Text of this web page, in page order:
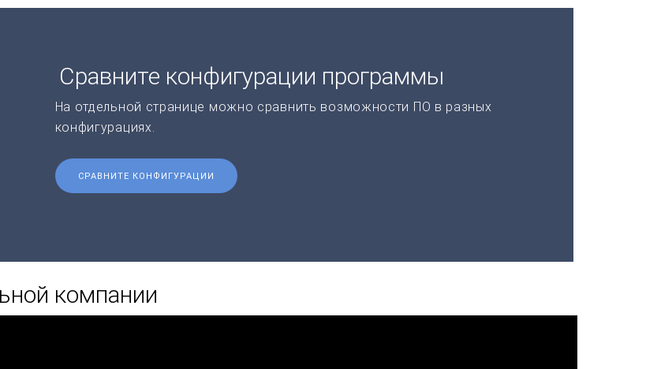
Сравните конфигурации программы
На отдельной странице можно сравнить возможности ПО в разных
конфигурациях.
СРАВНИТЕ КОНФИГУРАЦИИ
компании